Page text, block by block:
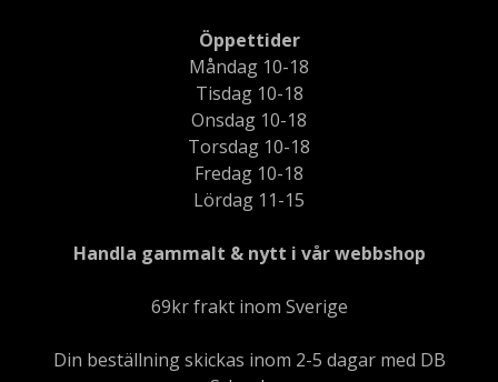
Öppettider
Måndag 10-18
Tisdag 10-18
Onsdag 10-18
Torsdag 10-18
Fredag 10-18
Lördag 11-15
Handla gammalt & nytt i vår webbshop
69kr frakt inom Sverige
Din beställning skickas inom 2-5 dagar med DB